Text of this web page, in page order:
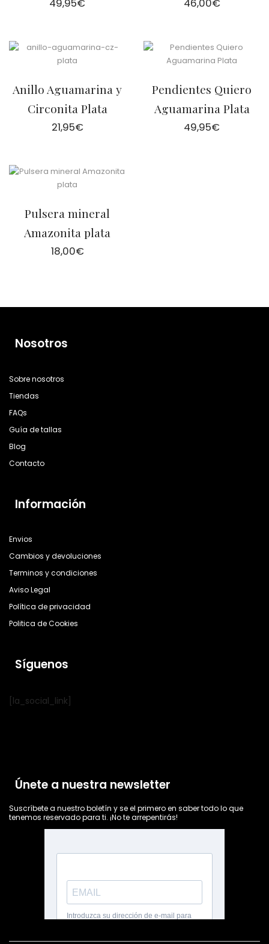
49,95€ 46,00€
Anillo Aguamarina y
Circonita Plata
21,95€
Pendientes Quiero
Aguamarina Plata
49,95€
Pulsera mineral
Amazonita plata
18,00€
Nosotros
Sobre nosotros
Tiendas
FAQs
Guía de tallas
Blog
Contacto
Información
Envios
Cambios y devoluciones
Terminos y condiciones
Aviso Legal
Política de privacidad
Politica de Cookies
Síguenos
[la_social_link]
Únete a nuestra newsletter
Suscríbete a nuestro boletín y se el primero en saber todo lo que
tenemos reservado para ti. ¡No te arrepentirás!